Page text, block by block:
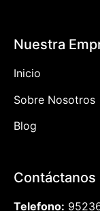
Nuestra
Inicio
Sobre Nosotros
Blog
Contáctanos
Telefono: